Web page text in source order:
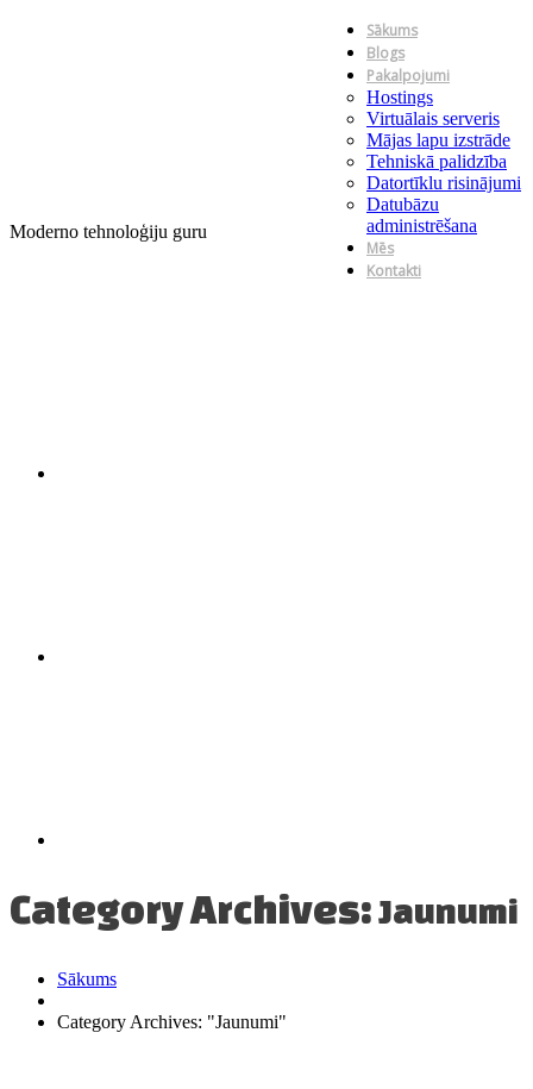
Moderno tehnoloģiju guru
Sākums
Blogs
Pakalpojumi
Hostings
Virtuālais serveris
Mājas lapu izstrāde
Tehniskā palidzība
Datortīklu risinājumi
Datubāzu
administrēšana
Mēs
Kontakti
Category Archives:Jaunumi
Sākums
Category Archives: "Jaunumi"